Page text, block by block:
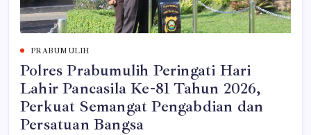
PRABUMULIH
Polres Prabumulih Peringati Hari
Lahir Pancasila Ke-81 Tahun 2026,
Perkuat Semangat Pengabdian dan
Persatuan Bangsa